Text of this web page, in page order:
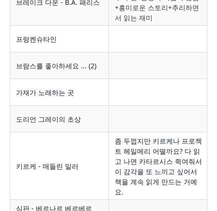
브레이크 다운 - B.A. 패리스
+흥미로운 스토리+추리하면
서 읽는 재미
프랑켄슈타인
브람스를 좋아하세요 ... (2)
가재가 노래하는 곳
도리언 그레이의 초상
키르케 - 매들린 밀러
좀 두껍지만 키르케나 프로젝
트 헤일메리 어떨까요? 다 읽
고 나면 카타르시스 쥑여줘서
이 감각을 또 느끼고 싶어서
책을 계속 읽게 만드는 거예
요.
심판 - 베르나르 베르베르